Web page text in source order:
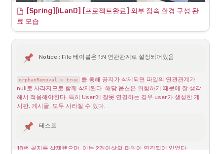
모바일버전에서의 실행 테스트 화면
[Spring][iLanD] [프로젝트완료] 외부 접속 환경 구성 완
료 모습
Notice : File 테이블은 1:N 연관관계로 설정되어있음
orphanRemoval = true
를 통해 공지가 삭제되면 파일의 연관관계가
null로 사라지므로 함께 삭제된다. 해당 옵션은 위험하기 때문에 잘 생각
해서 적용해야한다. 특히 User에 잘못 연결하는 경우 user가 생성한 게
시판, 게시글, 모두 사라질 수 있다.
테스트
18번 공지를 삭제했으며, 이는 2개이상의 파일이 연결되어 있었다.